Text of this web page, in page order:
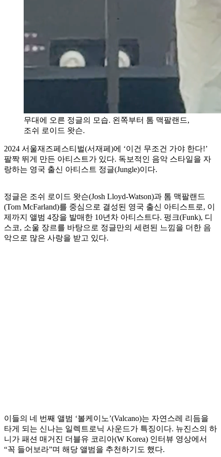
무대에 오른 정글의 모습. 왼쪽부터 톰 맥팔랜드,
조쉬 로이드 왓슨.
2024 서울재즈페스티벌(서재페)에 ‘이건 무조건 가야 한다!’
팔짝 뛰게 만든 아티스트가 있다. 독보적인 음악 스타일을 자
랑하는 영국 출신 아티스트 정글(Jungle)이다.
정글은 조쉬 로이드 왓슨(Josh Lloyd-Watson)과 톰 맥팔랜드
(Tom McFarland)를 중심으로 결성된 영국 출신 아티스트로, 이
제까지 앨범 4장을 발매한 10년차 아티스트다. 펑크(Funk), 디
스코, 소울 장르를 바탕으로 정글만의 세련된 느낌을 더한 음
악으로 많은 사랑을 받고 있다.
이들의 네 번째 앨범 ‘볼케이노’(Valcano)는 자연스레 리듬을
타게 되는 신나는 일렉트로닉 사운드가 특징이다. 뉴진스의 하
니가 패션 매거진 더블유 코리아(W Korea) 인터뷰 영상에서
“꼭 들어보라”며 해당 앨범을 추천하기도 했다.